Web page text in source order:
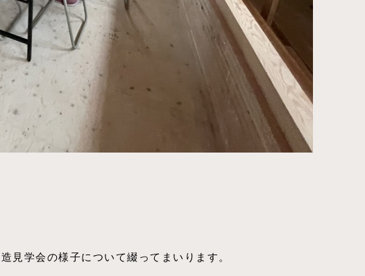
見学会の様子について綴ってまいります。